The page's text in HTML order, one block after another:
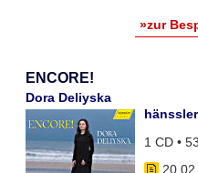
»zur
ENCORE!
Dora Deliyska
1 CD •